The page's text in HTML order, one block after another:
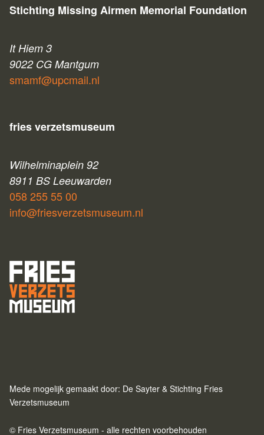
Stichting Missing Airmen Memorial Foundation
It Hiem 3
9022 CG Mantgum
smamf@upcmail.nl
fries verzetsmuseum
Wilhelminaplein 92
8911 BS Leeuwarden
058 255 55 00
info@friesverzetsmuseum.nl
Mede mogelijk gemaakt door: De Sayter & Stichting Fries
Verzetsmuseum
© Fries Verzetsmuseum - alle rechten voorbehouden